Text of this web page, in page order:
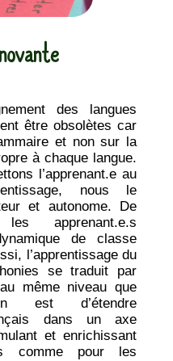
des langues
être obsolètes car
et non sur la
à chaque langue.
l’apprenant.e au
nous le
et autonome. De
apprenant.e.s
de classe
l’apprentissage du
se traduit par
même niveau que
est d’étendre
dans un axe
et enrichissant
comme pour les